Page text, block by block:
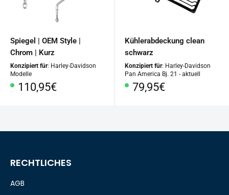
Spiegel | OEM Style |
Chrom | Kurz
Konzipiert für: Harley-Davidson
Modelle
Sonderpreis
110,95€
Kühlerabdeckung clean
schwarz
Konzipiert für: Harley-Davidson
Pan America Bj. 21 - aktuell
Sonderpreis
79,95€
RECHTLICHES
AGB